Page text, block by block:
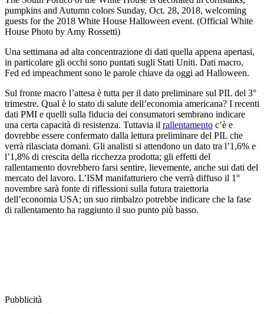
pumpkins and Autumn colors Sunday, Oct. 28, 2018, welcoming
guests for the 2018 White House Halloween event. (Official White
House Photo by Amy Rossetti)
Una settimana ad alta concentrazione di dati quella appena apertasi,
in particolare gli occhi sono puntati sugli Stati Uniti. Dati macro,
Fed ed impeachment sono le parole chiave da oggi ad Halloween.
Sul fronte macro l’attesa è tutta per il dato preliminare sul PIL del 3°
trimestre. Qual è lo stato di salute dell’economia americana? I recenti
dati PMI e quelli sulla fiducia dei consumatori sembrano indicare
una certa capacità di resistenza. Tuttavia il rallentamento c’è e
dovrebbe essere confermato dalla lettura preliminare del PIL che
verrà rilasciata domani. Gli analisti si attendono un dato tra l’1,6% e
l’1,8% di crescita della ricchezza prodotta; gli effetti del
rallentamento dovrebbero farsi sentire, lievemente, anche sui dati del
mercato del lavoro. L’ISM manifatturiero che verrà diffuso il 1°
novembre sarà fonte di riflessioni sulla futura traiettoria
dell’economia USA; un suo rimbalzo potrebbe indicare che la fase
di rallentamento ha raggiunto il suo punto più basso.
Pubblicità